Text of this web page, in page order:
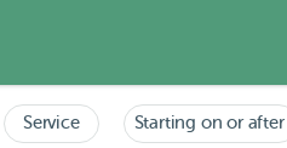
Service Starting on or after